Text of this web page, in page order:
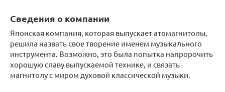
Сведения о компании
Японская компания, которая выпускает атомагнитолы,
решила назвать свое творение именем музыкального
инструмента. Возможно, это была попытка напророчить
хорошую славу выпускаемой технике, и связать
магнитолу с миром духовой классической музыки.